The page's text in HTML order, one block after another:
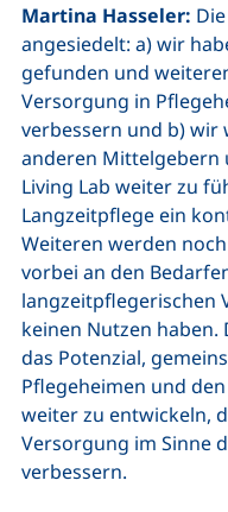
Martina Hasseler:
angesiedelt: a) wir
gefunden und
Versorgung in
verbessern und b) wir
anderen Mittelgebern
Living Lab weiter zu
Langzeitpflege ein
Weiteren werden
vorbei an den
langzeitpflegerischen
keinen Nutzen haben.
das Potenzial,
Pflegeheimen und
weiter zu entwickeln,
Versorgung im Sinne
verbessern.